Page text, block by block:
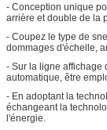
- Conception unique
arrière et double de la
- Coupez le type de
dommages d'échelle,
- Sur la ligne affichage
automatique, être
- En adoptant la
échangeant la
l'énergie.